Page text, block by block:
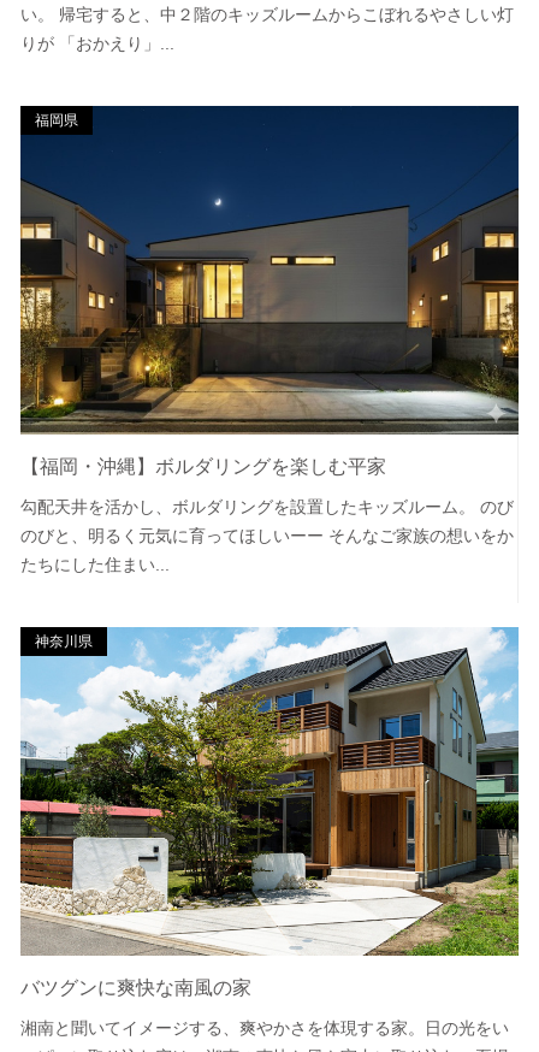
い。 帰宅すると、中２階のキッズルームからこぼれるやさしい灯
りが 「おかえり」...
福岡県
【福岡・沖縄】ボルダリングを楽しむ平家
勾配天井を活かし、ボルダリングを設置したキッズルーム。 のび
のびと、明るく元気に育ってほしいーー そんなご家族の想いをか
たちにした住まい...
神奈川県
バツグンに爽快な南風の家
湘南と聞いてイメージする、爽やかさを体現する家。日の光をい